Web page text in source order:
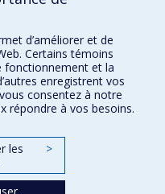
d’améliorer et de
Certains témoins
fonctionnement et la
enregistrent vos
consentez à notre
répondre à vos besoins.
les
>